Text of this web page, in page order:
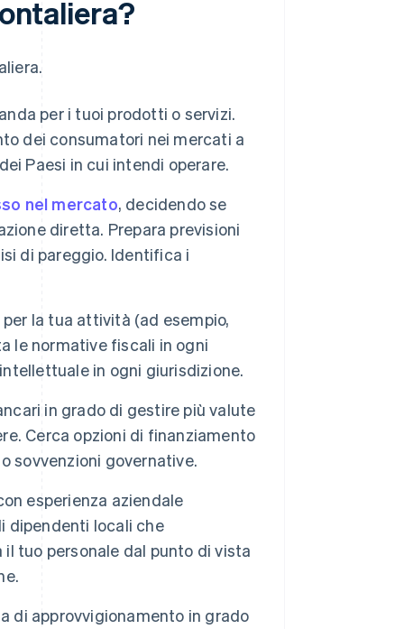
per i tuoi prodotti o servizi.
dei consumatori nei mercati a
Paesi in cui intendi operare.
nel mercato, decidendo se
diretta. Prepara previsioni
di pareggio. Identifica i
la tua attività (ad esempio,
le normative fiscali in ogni
in ogni giurisdizione.
in grado di gestire più valute
Cerca opzioni di finanziamento
sovvenzioni governative.
esperienza aziendale
dipendenti locali che
tuo personale dal punto di vista
di approvvigionamento in grado